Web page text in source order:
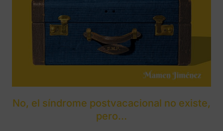
No, el síndrome postvacacional no existe,
pero…